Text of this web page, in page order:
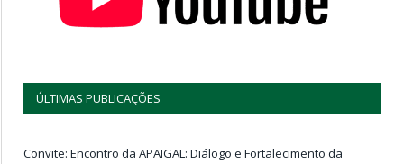
ÚLTIMAS PUBLICAÇÕES
Convite: Encontro da APAIGAL: Diálogo e Fortalecimento da